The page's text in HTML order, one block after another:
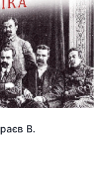
В.